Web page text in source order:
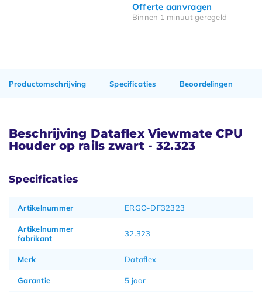
Offerte aanvragen
Binnen 1 minuut geregeld
Productomschrijving Specificaties Beoordelingen
Beschrijving Dataflex Viewmate CPU
Houder op rails zwart - 32.323
Specificaties
Artikelnummer ERGO-DF32323
Artikelnummer
fabrikant
32.323
Merk Dataflex
Garantie 5 jaar